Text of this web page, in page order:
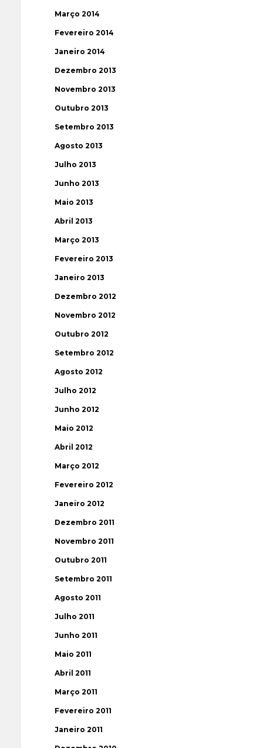
Março 2014
Fevereiro 2014
Janeiro 2014
Dezembro 2013
Novembro 2013
Outubro 2013
Setembro 2013
Agosto 2013
Julho 2013
Junho 2013
Maio 2013
Abril 2013
Março 2013
Fevereiro 2013
Janeiro 2013
Dezembro 2012
Novembro 2012
Outubro 2012
Setembro 2012
Agosto 2012
Julho 2012
Junho 2012
Maio 2012
Abril 2012
Março 2012
Fevereiro 2012
Janeiro 2012
Dezembro 2011
Novembro 2011
Outubro 2011
Setembro 2011
Agosto 2011
Julho 2011
Junho 2011
Maio 2011
Abril 2011
Março 2011
Fevereiro 2011
Janeiro 2011